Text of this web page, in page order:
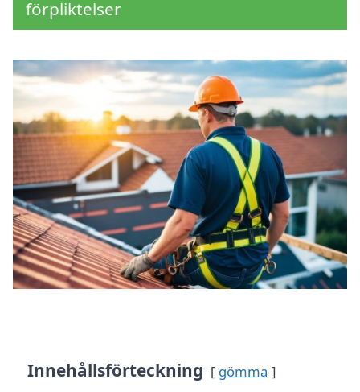
förpliktelser
Innehållsförteckning gömma